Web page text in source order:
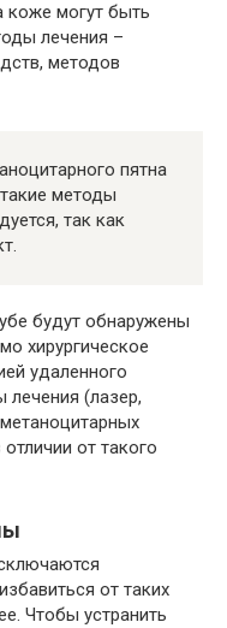
коже могут быть
лечения –
методов
пятна
методы
так как
будут обнаружены
хирургическое
удаленного
лечения (лазер,
от такого
от таких
Чтобы устранить